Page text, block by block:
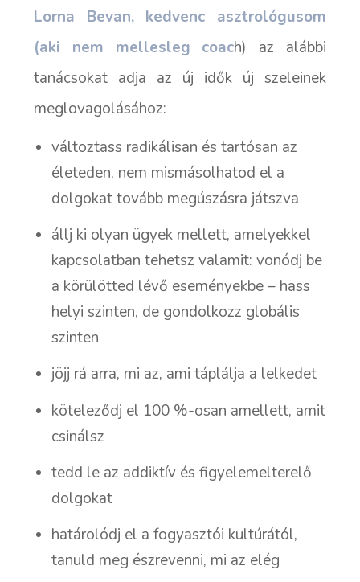
Lorna Bevan, kedvenc asztrológusom
(aki nem mellesleg coach) az alábbi
tanácsokat adja az új idők új szeleinek
meglovagolásához:
változtass radikálisan és tartósan az
életeden, nem mismásolhatod el a
dolgokat tovább megúszásra játszva
állj ki olyan ügyek mellett, amelyekkel
kapcsolatban tehetsz valamit: vonódj be
a körülötted lévő eseményekbe – hass
helyi szinten, de gondolkozz globális
szinten
jöjj rá arra, mi az, ami táplálja a lelkedet
köteleződj el 100 %-osan amellett, amit
csinálsz
tedd le az addiktív és figyelemelterelő
dolgokat
határolódj el a fogyasztói kultúrától,
tanuld meg észrevenni, mi az elég